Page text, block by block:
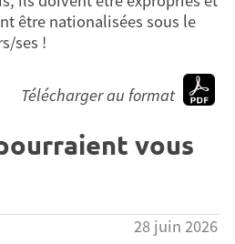
être nationalisées sous le
ses !
Télécharger au format
vous
28 juin 2026